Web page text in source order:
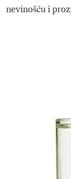
nevinošću i